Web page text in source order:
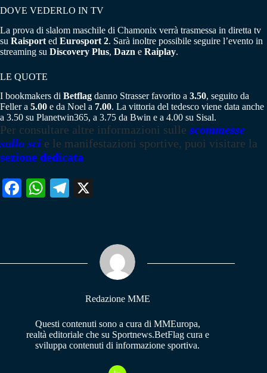
DOVE VEDERLO IN TV
La prova di slalom maschile di Chamonix verrà trasmessa in diretta tv
su Raisport ed Eurosport 2. Sarà inoltre possibile seguire l’evento in
streaming su Discovery Plus, Dazn e Raiplay.
LE QUOTE
I bookmakers di Betflag danno Strasser favorito a 3.50, seguito da
Feller a 5.00 e da Noel a 7.00. La vittoria del tedesco viene data anche
a 3.50 su Planetwin365, a 3.75 da Bwin e a 4.00 su Sisal.
Per consultare altre informazioni sulle scommesse
sullo sci e le manifestazioni sportive, puoi visitare la
sezione dedicata
Fa W
pp
Te
m
Redazione MME
Questi contenuti sono a cura di MMEuropa,
realtà editoriale che su Sportnews.BetFlag cura e
sviluppa contenuti di informazione sportiva.